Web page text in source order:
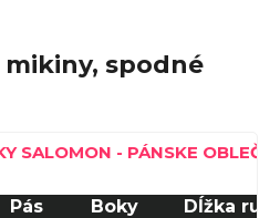
spodné
SALOMON - PÁNSKE
Pás
Boky
Dĺžka